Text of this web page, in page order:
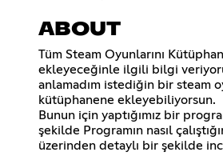
ABOUT
Tüm Steam Oyunlarını
ekleyeceğinle ilgili bilgi
anlamadım istediğin bir steam
kütüphanene ekleyebiliyorsun.
Bunun için yaptığımız bir
şekilde Programın nasıl
üzerinden detaylı bir şekilde